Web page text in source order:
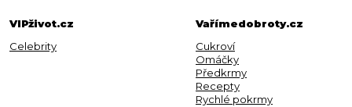
VIPživot.cz
Celebrity
Vařímedobroty.cz
Cukroví
Omáčky
Předkrmy
Recepty
Rychlé pokrmy